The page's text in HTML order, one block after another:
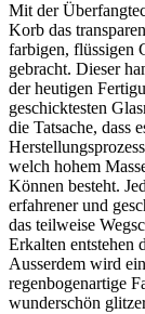
Mit der
Korb das
farbigen, flüssigen
gebracht. Dieser
der heutigen
geschicktesten
die Tatsache, dass
welch hohem
Können besteht.
erfahrener und
das teilweise
Erkalten entstehen
Ausserdem wird
regenbogenartige
wunderschön